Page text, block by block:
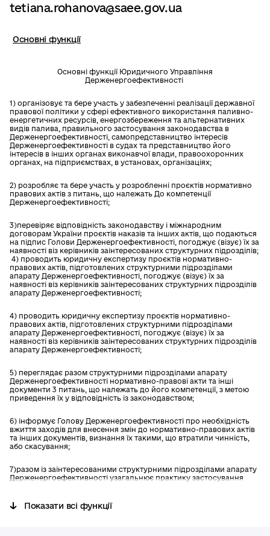
tetiana.rohanova@saee.gov.ua
Основні функції
Основні функції Юридичного Управління
Держенергоефективності
1) організовує та бере участь у забезпеченні реалізації державної
правової політики у сфері ефективного використання паливно-
енергетичних ресурсів, енергозбереження та альтернативних
видів палива, правильного застосування законодавства в
Держенергоефективності, самопредставництво інтересів
Держенергоефективності в судах та представництво його
інтересів в інших органах виконавчої влади, правоохоронних
органах, на підприємствах, в установах, організаціях;
2) розробляє та бере участь у розробленні проєктів нормативно
правових актів з питань, що належать До компетенції
Держенергоефективності;
3)перевіряє відповідність законодавству і міжнародним
договорам України проєктів наказів та інших актів, що подаються
на підпис Голови Держенергоефективності, погоджує (візує) їх за
наявності віз керівників заінтересованих структурних підрозділів;
4) проводить юридичну експертизу проєктів нормативно-
правових актів, підготовлених структурними підрозділами
апарату Держенергоефективності, погоджує (візує) їх за
наявності віз керівників заінтересованих структурних підрозділів
апарату Держенергоефективності;
4) проводить юридичну експертизу проєктів нормативно-
правових актів, підготовлених структурними підрозділами
апарату Держенергоефективності, погоджує (візує) їх за
наявності віз керівників заінтересованих структурних підрозділів
апарату Держенергоефективності;
5) переглядає разом структурними підрозділами апарату
Держенергоефективності нормативно-правові акти та інші
документи 3 питань, що належать до його компетенції, з метою
приведення їх у відповідність із законодавством;
6) інформує Голову Держенергоефективності про необхідність
вжиття заходів для внесення змін до нормативно-правових актів
та інших документів, визнання їх такими, що втратили чинність,
або скасування;
7)разом із заінтересованими структурними підрозділами апарату
Держенергоефективності узагальнює практику застосування
Показати всі функції